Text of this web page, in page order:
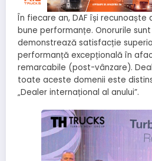
În fiecare an, DAF își recunoaște
bune performanțe. Onorurile
demonstrează satisfacție
performanță excepțională în
remarcabile (post-vânzare).
toate aceste domenii este
„Dealer internațional al anului”.